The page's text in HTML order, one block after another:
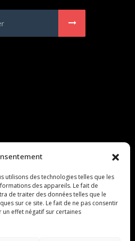
utilisons des technologies telles que les
des appareils. Le fait de
de traiter des données telles que le
sur ce site. Le fait de ne pas consentir
effet négatif sur certaines